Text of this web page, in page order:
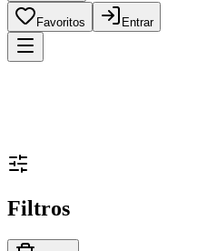
Favoritos Entrar
Filtros